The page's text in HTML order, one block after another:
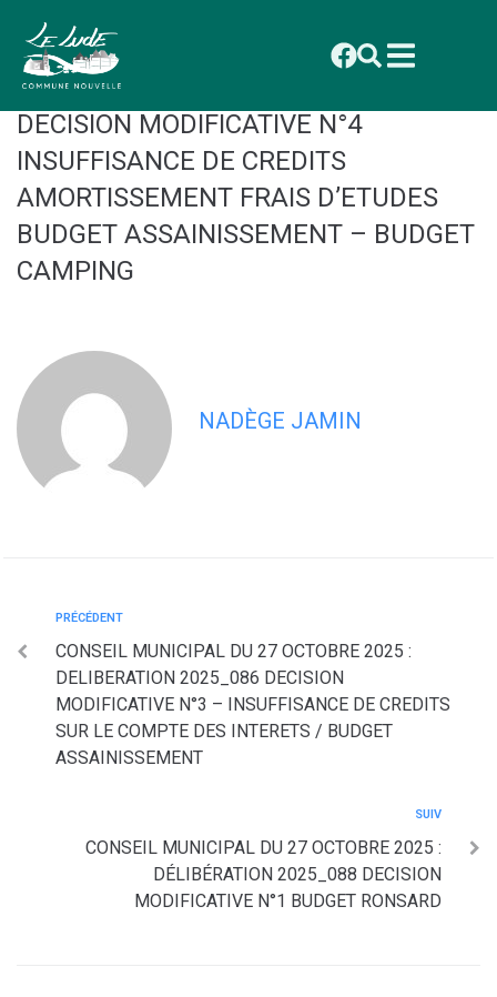
principal
CONSEIL MUNICIPAL DU 27 OCTOBRE
2025 : DÉLIBÉRATION 2025_087
DECISION MODIFICATIVE N°4
INSUFFISANCE DE CREDITS
AMORTISSEMENT FRAIS D’ETUDES
BUDGET ASSAINISSEMENT – BUDGET
CAMPING
NADÈGE JAMIN
PRÉCÉDENT
CONSEIL MUNICIPAL DU 27 OCTOBRE 2025 :
DELIBERATION 2025_086 DECISION
MODIFICATIVE N°3 – INSUFFISANCE DE CREDITS
SUR LE COMPTE DES INTERETS / BUDGET
ASSAINISSEMENT
SUIV
CONSEIL MUNICIPAL DU 27 OCTOBRE 2025 :
DÉLIBÉRATION 2025_088 DECISION
MODIFICATIVE N°1 BUDGET RONSARD